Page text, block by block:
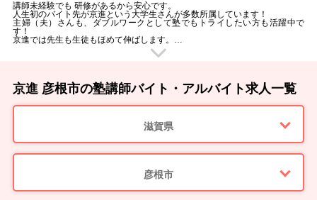
講師未経験でも 研修があるから安心です。
人生初のバイト先が京進という大学生さんが多数所属しています！
主婦（夫）さんも、ダブルワークとして塾でもトライしたい方も活躍中で
す！
京進では先生も生徒もほめて伸ばします。
生徒からの「分かった！」のひと言にやりがい・喜びを感じるあなたをお待
京進 彦根市の塾講師バイト・アルバイト求人一覧
滋賀県
彦根市